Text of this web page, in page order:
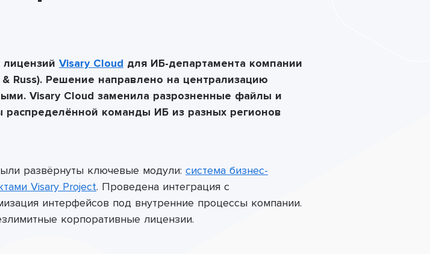
лицензий Visary Cloud для ИБ-департамента компании
Russ). Решение направлено на централизацию
Visary Cloud заменила разрозненные файлы и
команды ИБ из разных регионов
развёрнуты ключевые модули: система бизнес-
Visary Project. Проведена интеграция с
интерфейсов под внутренние процессы компании.
корпоративные лицензии.